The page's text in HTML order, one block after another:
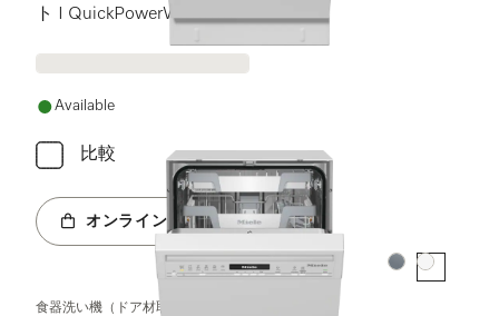
ト I QuickPowerWash I AutoOpen
Available
比較
オンラインショップへ
カラー:カラー:
食器洗い機（ドア材取付専用タイプ、45 cm）